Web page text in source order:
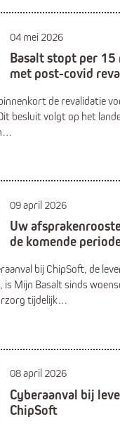
04 mei 2026
Basalt stopt per
met post-covid
de revalidatie
besluit volgt op het
09 april 2026
Uw
de komende
bij ChipSoft, de
Mijn Basalt sinds
tijdelijk…
08 april 2026
Cyberaanval bij
ChipSoft